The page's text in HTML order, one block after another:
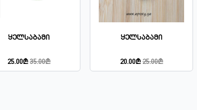
Ყელსაბამი
25.00₾ 35.00₾
Ყელსაბამი
20.00₾ 25.00₾